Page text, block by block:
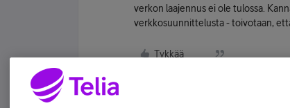
verkon laajennus ei ole tulossa.
verkkosuunnittelusta - toivotaan,
Tykkää